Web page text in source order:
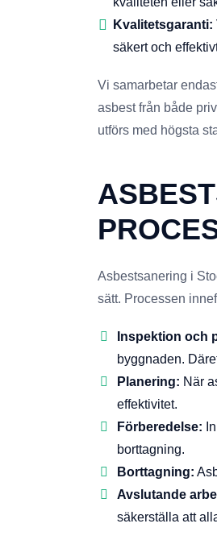
Kvalitetsgaranti:
säkert och
Vi samarbetar
asbest från både
utförs med högsta
Asbestsanering i
sätt. Processen
Inspektion och
byggnaden.
Planering: När
effektivitet.
Förberedelse:
borttagning.
Borttagning:
Avslutande
säkerställa att